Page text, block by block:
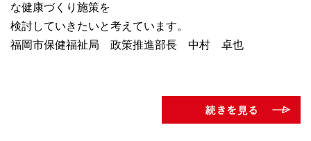
な健康づくり施策を
検討していきたいと考えています。
福岡市保健福祉局 政策推進部長 中村 卓也